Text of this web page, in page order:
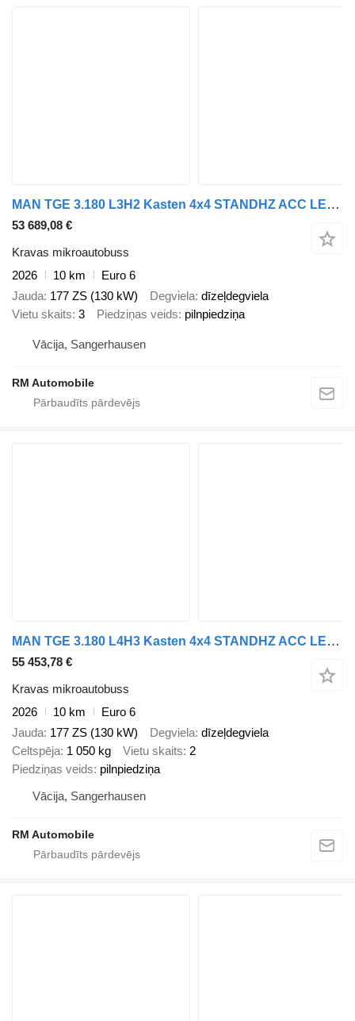
MAN TGE 3.180 L3H2 Kasten 4x4 STANDHZ ACC LENKRADHZ
53 689,08 €
Kravas mikroautobuss
2026
10 km
Euro 6
Jauda 177 ZS (130 kW) Degviela dīzeļdegviela
Vietu skaits 3 Piedziņas veids pilnpiedziņa
Vācija, Sangerhausen
RM Automobile
MAN TGE 3.180 L4H3 Kasten 4x4 STANDHZ ACC LENKRADHZ
55 453,78 €
Kravas mikroautobuss
2026
10 km
Euro 6
Jauda 177 ZS (130 kW) Degviela dīzeļdegviela
Celtspēja 1 050 kg Vietu skaits 2
Piedziņas veids pilnpiedziņa
Vācija, Sangerhausen
RM Automobile